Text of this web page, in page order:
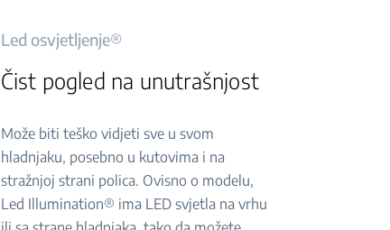
Led osvjetljenje®
Čist pogled na unutrašnjost
Može biti teško vidjeti sve u svom
hladnjaku, posebno u kutovima i na
stražnjoj strani polica. Ovisno o modelu,
Led Illumination® ima LED svjetla na vrhu